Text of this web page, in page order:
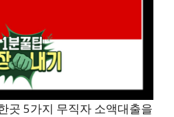
곳 5가지 무직자 소액대출을